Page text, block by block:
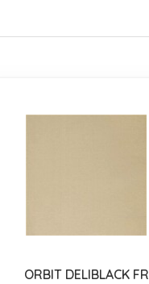
ORBIT DELIBLACK FR